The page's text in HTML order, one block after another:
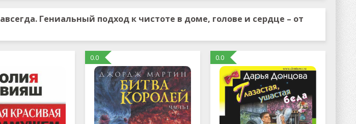
Гениальный подход к чистоте в доме, голове и сердце – от
0.0 0.0